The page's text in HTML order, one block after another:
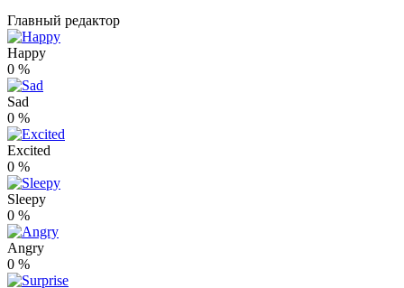
Главный редактор
Happy
0 %
Sad
0 %
Excited
0 %
Sleepy
0 %
Angry
0 %